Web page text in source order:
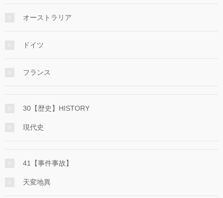
オーストラリア
ドイツ
フランス
30【歴史】HISTORY
現代史
41【事件事故】
天変地異